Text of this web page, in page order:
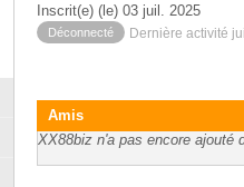
Inscrit(e) (le) 03 juil. 2025
Déconnecté Dernière activité
Amis
XX88biz n'a pas encore ajouté